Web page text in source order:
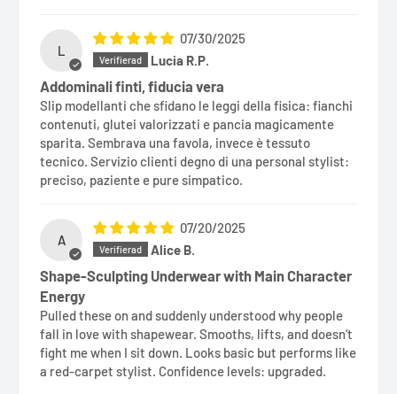
L
07/30/2025
Lucia R.P.
Addominali finti, fiducia vera
Slip modellanti che sfidano le leggi della fisica: fianchi
contenuti, glutei valorizzati e pancia magicamente
sparita. Sembrava una favola, invece è tessuto
tecnico. Servizio clienti degno di una personal stylist:
preciso, paziente e pure simpatico.
A
07/20/2025
Alice B.
Shape-Sculpting Underwear with Main Character
Energy
Pulled these on and suddenly understood why people
fall in love with shapewear. Smooths, lifts, and doesn’t
fight me when I sit down. Looks basic but performs like
a red-carpet stylist. Confidence levels: upgraded.